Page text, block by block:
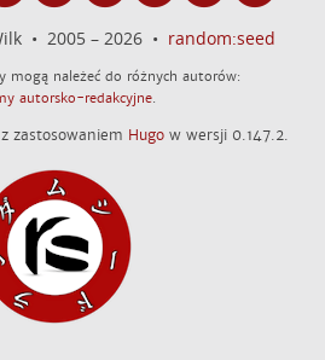
• 2005 – 2026 • random:seed
mogą należeć do różnych autorów:
autorsko-redakcyjne.
zastosowaniem Hugow wersji 0.147.2.